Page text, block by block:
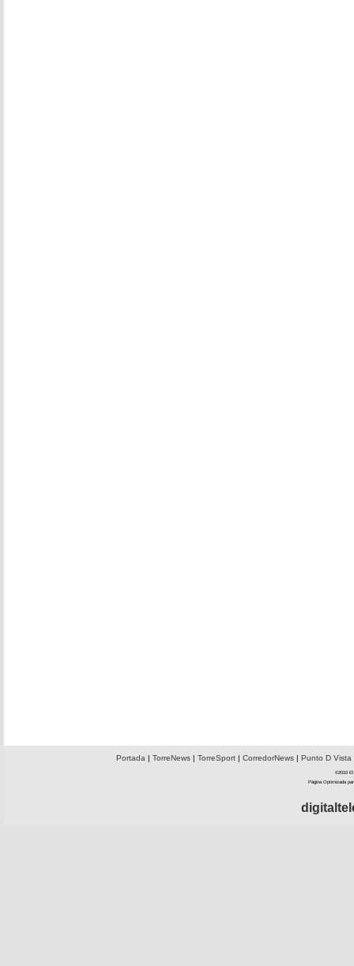
Portada | TorreNews| TorreSport| CorredorNews| Punto D Vista
©2010 El
Página Optimizada